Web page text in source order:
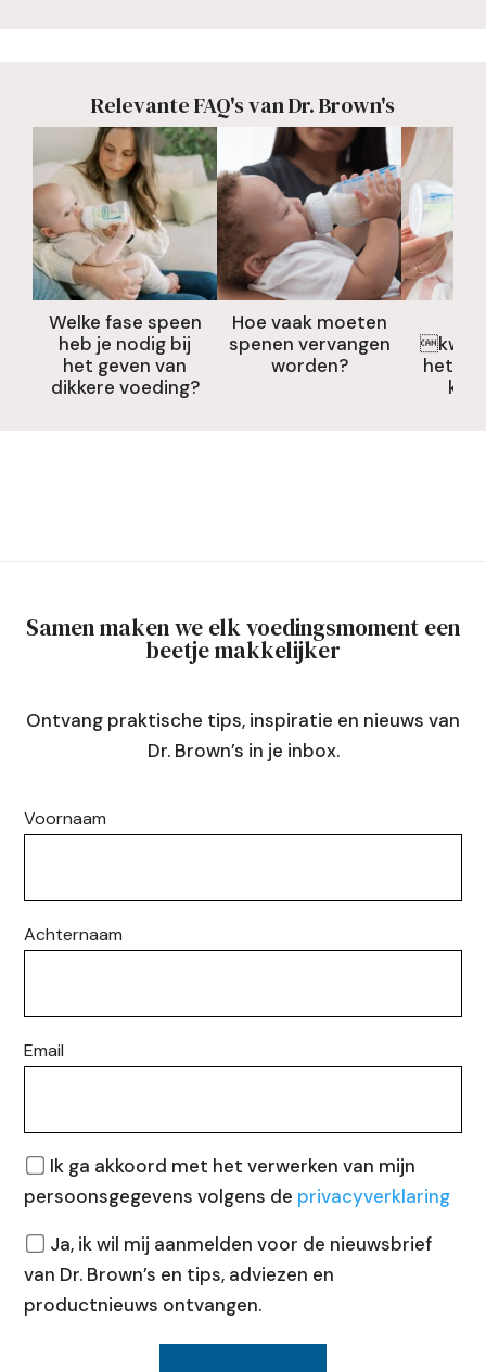
Relevante FAQ's van Dr. Brown's
Welke fase speen
heb je nodig bij
het geven van
dikkere voeding?
Hoe vaak moeten
spenen vervangen
worden?
het
Samen maken we elk voedingsmoment een
beetje makkelijker
Ontvang praktische tips, inspiratie en nieuws van
Dr. Brown’s in je inbox.
Voornaam
Achternaam
Email
Privacy
Ik ga akkoord met het verwerken van mijn
persoonsgegevens volgens de privacyverklaring
Nieuwsbrief
Ja, ik wil mij aanmelden voor de nieuwsbrief
van Dr. Brown’s en tips, adviezen en
productnieuws ontvangen.